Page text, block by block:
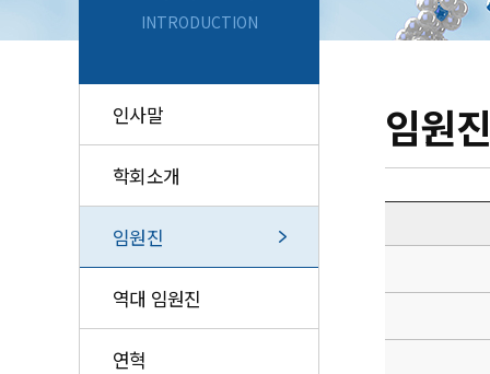
INTRODUCTION
인사말
학회소개
임원진
역대 임원진
연혁
임원진